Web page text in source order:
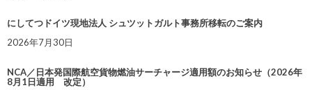
にしてつドイツ現地法人 シュツットガルト事務所移転のご案内
2026年7月30日
NCA／日本発国際航空貨物燃油サーチャージ適用額のお知らせ（2026年
8月1日適用 改定）